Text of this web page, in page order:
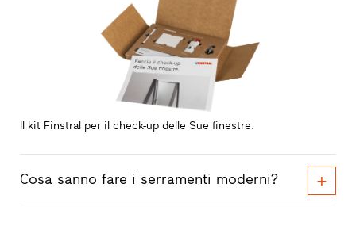
Il kit Finstral per il check-up delle Sue finestre.
Cosa sanno fare i serramenti moderni?